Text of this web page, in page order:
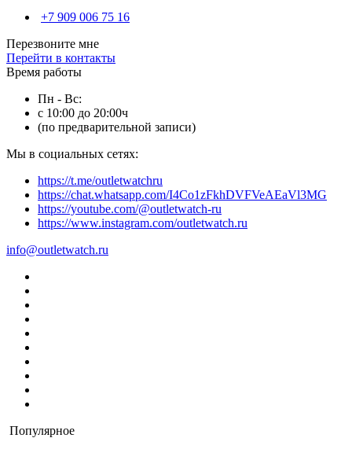
+7 909 006 75 16
Перезвоните мне
Перейти в контакты
Время работы
Пн - Вс:
с 10:00 до 20:00ч
(по предварительной записи)
Мы в социальных сетях:
https://t.me/outletwatchru
https://chat.whatsapp.com/I4Co1zFkhDVFVeAEaVl3MG
https://youtube.com/@outletwatch-ru
https://www.instagram.com/outletwatch.ru
info@outletwatch.ru
Популярное